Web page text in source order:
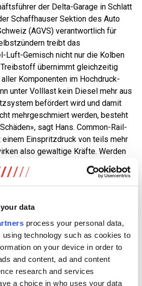
data
process your personal data,
using technology such as cookies to
on your device in order to
and content, ad and content
research and services
a choice in who uses your data
der Delta-Garage in Schlatt
Schaffhauser Sektion des Auto
(AGVS) verantwortlich für
treibt das
Luft-Gemisch nicht nur die Kolben
übernimmt gleichzeitig
Komponenten im Hochdruck-
unter Volllast kein Diesel mehr aus
befördert wird und damit
mehrgeschmiert werden, besteht
sagt Hans. Common-Rail-
Einspritzdruck von teils mehr
also gewaltige Kräfte. Werden
der Treibstoff diese
mit Folgeschäden an der
nicht zu rechnen. Aber wie stehtes
Denn eine unkontrollierte
die Lambdasonde im